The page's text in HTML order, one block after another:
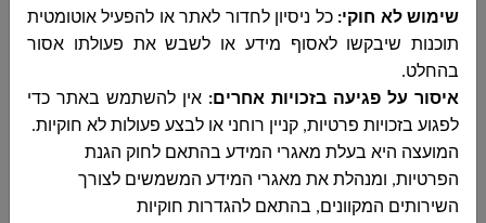
וסים עומר
מנהל הרכש במועצה
שימוש לא חוקי: כל ניסיון לחדור לאתר או להפעיל אוטומטית
תוכנות שיבקשו לאסוף מידע או לשבש את פעולתו אסור
בהחלט.
איסור על פגיעה בזכויות אחרים: אין להשתמש באתר כדי
לפגוע בזכויות פרטיות, קניין רוחני או לבצע פעולות לא חוקיות.
המועצה היא בעלת מאגרי המידע בהתאם לחוק הגנת
הפרטיות, ומנהלת את מאגרי המידע המשמשים לצורך
השירותים המקוונים, בהתאם להגדרות חוקיות